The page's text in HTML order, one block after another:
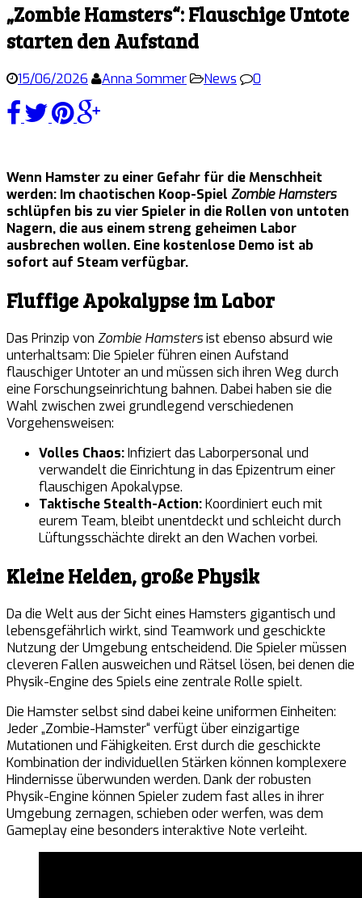
„Zombie Hamsters“: Flauschige Untote
starten den Aufstand
15/06/2026 Anna Sommer News 0
Wenn Hamster zu einer Gefahr für die Menschheit
werden: Im chaotischen Koop-Spiel Zombie Hamsters
schlüpfen bis zu vier Spieler in die Rollen von untoten
Nagern, die aus einem streng geheimen Labor
ausbrechen wollen. Eine kostenlose Demo ist ab
sofort auf Steam verfügbar.
Fluffige Apokalypse im Labor
Das Prinzip von Zombie Hamstersist ebenso absurd wie
unterhaltsam: Die Spieler führen einen Aufstand
flauschiger Untoter an und müssen sich ihren Weg durch
eine Forschungseinrichtung bahnen. Dabei haben sie die
Wahl zwischen zwei grundlegend verschiedenen
Vorgehensweisen:
Volles Chaos:Infiziert das Laborpersonal und
verwandelt die Einrichtung in das Epizentrum einer
flauschigen Apokalypse.
Taktische Stealth-Action:Koordiniert euch mit
eurem Team, bleibt unentdeckt und schleicht durch
Lüftungsschächte direkt an den Wachen vorbei.
Kleine Helden, große Physik
Da die Welt aus der Sicht eines Hamsters gigantisch und
lebensgefährlich wirkt, sind Teamwork und geschickte
Nutzung der Umgebung entscheidend. Die Spieler müssen
cleveren Fallen ausweichen und Rätsel lösen, bei denen die
Physik-Engine des Spiels eine zentrale Rolle spielt.
Die Hamster selbst sind dabei keine uniformen Einheiten:
Jeder „Zombie-Hamster“ verfügt über einzigartige
Mutationen und Fähigkeiten. Erst durch die geschickte
Kombination der individuellen Stärken können komplexere
Hindernisse überwunden werden. Dank der robusten
Physik-Engine können Spieler zudem fast alles in ihrer
Umgebung zernagen, schieben oder werfen, was dem
Gameplay eine besonders interaktive Note verleiht.